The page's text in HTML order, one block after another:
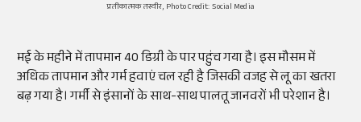
प्रतीकात्मक तस्वीर, Photo Credit: Social Media
मई के महीने में तापमान 40 डिग्री के पार पहुंच गया है। इस मौसम में
अधिक तापमान और गर्म हवाएं चल रही है जिसकी वजह से लू का खतरा
बढ़ गया है। गर्मी से इंसानों के साथ-साथ पालतू जानवरों भी परेशान है।